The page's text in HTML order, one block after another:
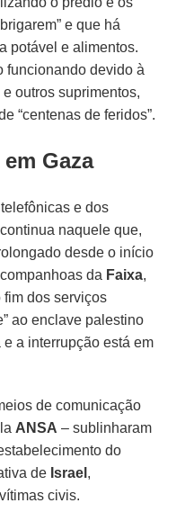
e que há
potável e alimentos.
funcionando devido à
outros suprimentos,
“centenas de feridos”.
Gaza
telefônicas e dos
continua naquele que,
desde o início
da Faixa,
fim dos serviços
ao enclave palestino
a interrupção está em
de comunicação
ANSA – sublinharam
do
de Israel ,
civis.